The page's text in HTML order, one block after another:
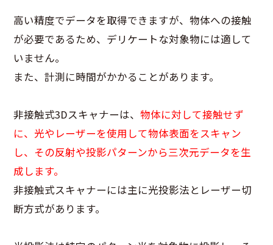
高い精度でデータを取得できますが、物体への接触
が必要であるため、デリケートな対象物には適して
いません。
また、計測に時間がかかることがあります。
非接触式3Dスキャナーは、物体に対して接触せず
に、光やレーザーを使用して物体表面をスキャン
し、その反射や投影パターンから三次元データを生
成します。
非接触式スキャナーには主に光投影法とレーザー切
断方式があります。